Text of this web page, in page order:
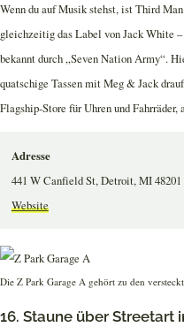
Wenn du auf Musik stehst, ist Third
gleichzeitig das Label von Jack White
bekannt durch „Seven Nation Army“.
quatschige Tassen mit Meg & Jack
Flagship-Store für Uhren und
Adresse
441 W Canfield St, Detroit, MI 48201
Website
Die Z Park Garage A gehört zu den
16. Staune über Streetart